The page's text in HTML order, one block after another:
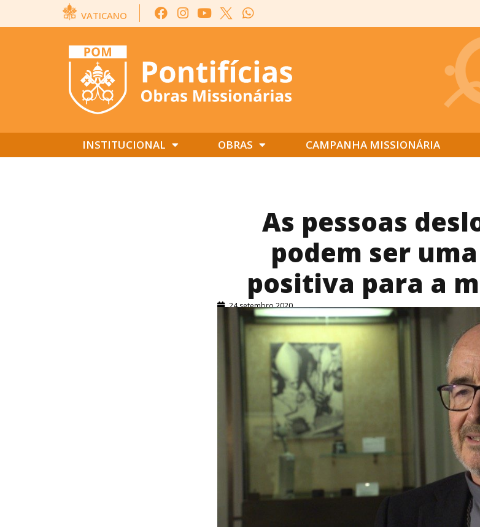
VATICANO
INSTITUCIONAL OBRAS CAMPANHA MISSIONÁRIA
As pessoas
podem ser
positiva para a
24 setembro 2020